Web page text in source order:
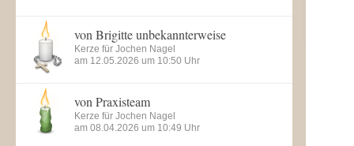
von Brigitte unbekannterweise
Kerze für Jochen Nagel
am 12.05.2026 um 10:50 Uhr
von Praxisteam
Kerze für Jochen Nagel
am 08.04.2026 um 10:49 Uhr